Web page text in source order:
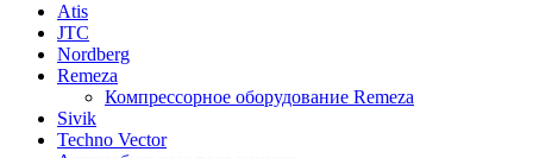
Atis
JTC
Nordberg
Remeza
Компрессорное оборудование Remeza
Sivik
Techno Vector